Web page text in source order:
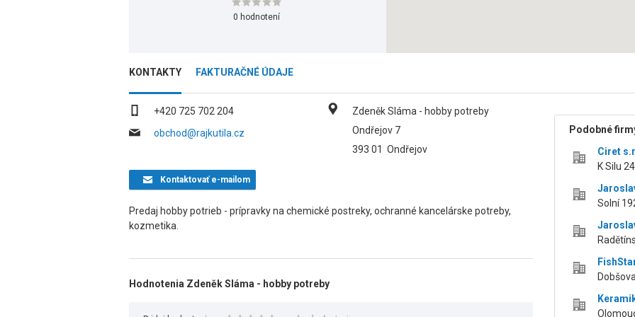
0 hodnotení
KONTAKTY FAKTURAČNÉ ÚDAJE
+420 725 702 204
obchod@rajkutila.cz
Zdeněk Sláma - hobby potreby
Ondřejov 7
393 01 Ondřejov
Kontaktovaťe-mailom
Predaj hobby potrieb - prípravky na chemické postreky, ochranné kancelárske potreby,
kozmetika.
Hodnotenia Zdeněk Sláma - hobby potreby
Podobné
Ciret
K Silu
Solní